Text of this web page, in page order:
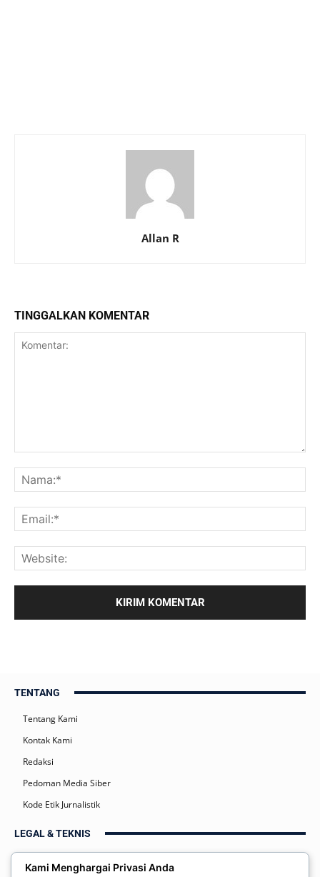
Allan R
TINGGALKAN KOMENTAR
TENTANG
Tentang Kami
Kontak Kami
Redaksi
Pedoman Media Siber
Kode Etik Jurnalistik
LEGAL & TEKNIS
Kami Menghargai Privasi Anda